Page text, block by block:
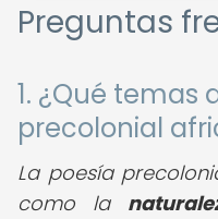
Preguntas
1. ¿Qué temas
precolonial
La poesía
como la